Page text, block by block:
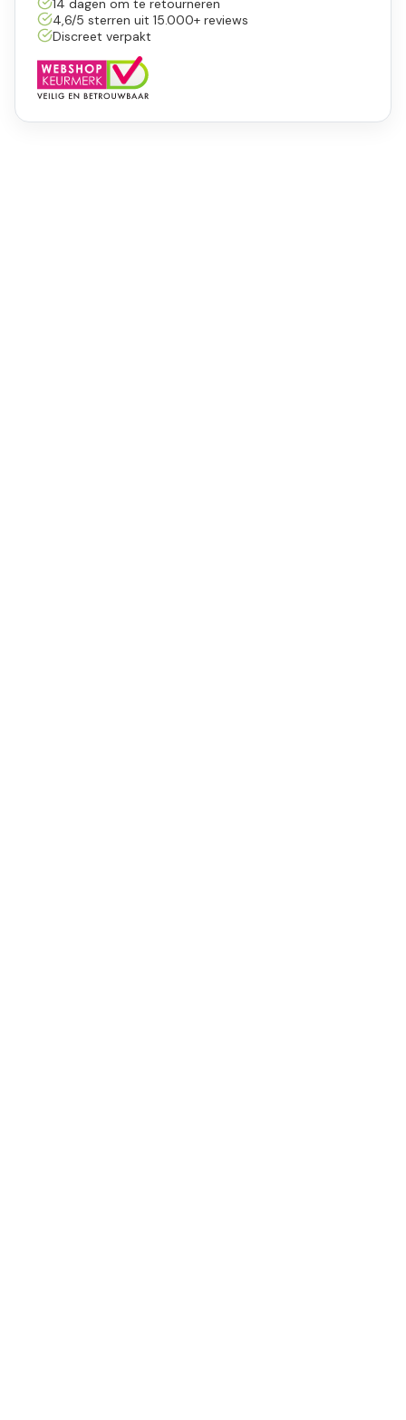
14 dagen om te retourneren
4,6/5 sterren uit 15.000+ reviews
Discreet verpakt